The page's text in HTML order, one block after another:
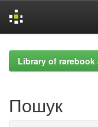
navigationLibrary of
Пошук